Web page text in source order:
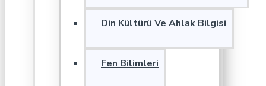
Din Kültürü Ve Ahlak Bilgisi
Fen Bilimleri